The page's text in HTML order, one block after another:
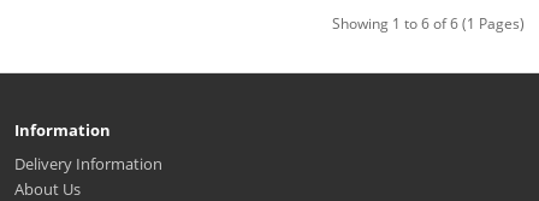
Showing 1 to 6 of 6 (1 Pages)
Information
Delivery Information
About Us